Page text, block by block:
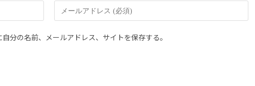
分の名前、メールアドレス、サイトを保存する。